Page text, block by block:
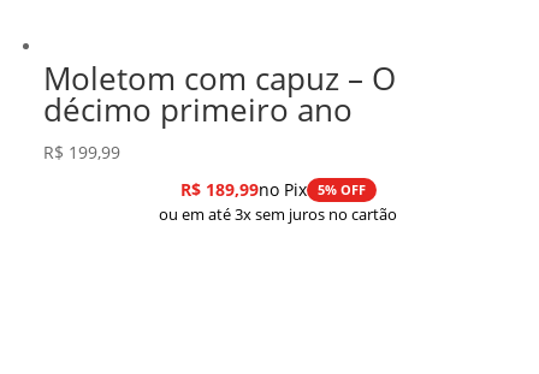
Moletom com capuz – O
décimo primeiro ano
R$ 199,99
R$189,99no Pix 5% OFF
ou em até 3x sem juros no cartão